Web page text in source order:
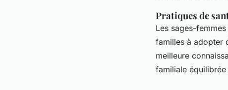
Pratiques de
Les sages-
familles à adopter
meilleure
familiale